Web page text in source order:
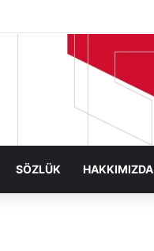
SÖZLÜK HAKKIMIZDA